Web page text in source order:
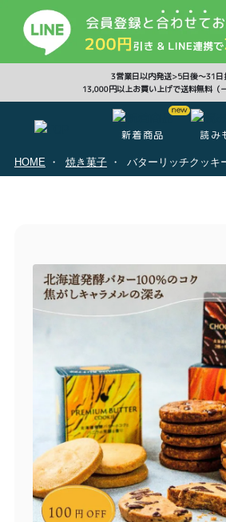
3営業日以内発送>5日後〜31日
13,000円以上お買い上げで送料無料（
新着商品 読み
商品一覧
とろ
とろ
セッ
お中
とろ生チーズケーキ
濃抹茶とろ生ガトーシ
ョコラ
とろ生シュー
HOME 焼き菓子 バターリッチクッキ